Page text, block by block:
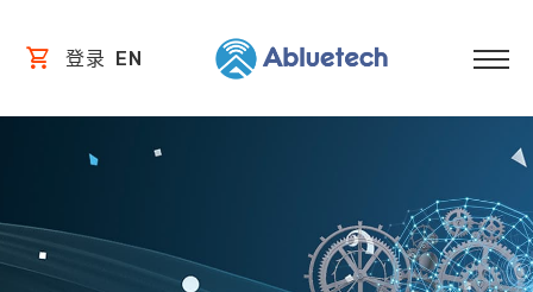
登录 EN